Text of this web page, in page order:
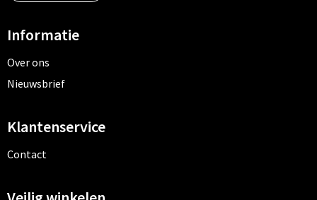
Informatie
Over ons
Nieuwsbrief
Klantenservice
Contact